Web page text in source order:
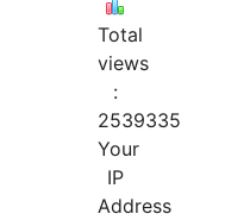
Total
views
:
2539335
Your
IP
Address